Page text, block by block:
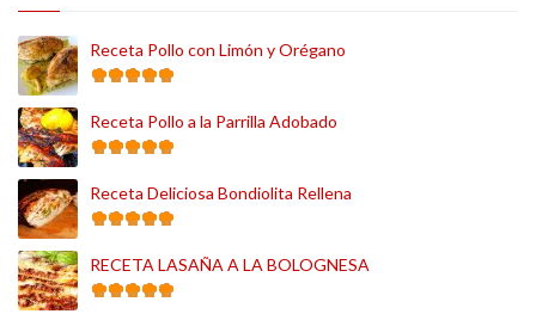
Receta Pollo con Limón y Orégano
Receta Pollo a la Parrilla Adobado
Receta Deliciosa Bondiolita Rellena
RECETA LASAÑA A LA BOLOGNESA